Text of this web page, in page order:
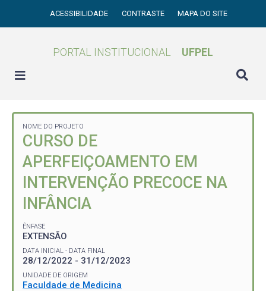
ACESSIBILIDADE CONTRASTE MAPA DO SITE
PORTAL INSTITUCIONAL UFPEL
NOME DO PROJETO
CURSO DE
APERFEIÇOAMENTO EM
INTERVENÇÃO PRECOCE NA
INFÂNCIA
ÊNFASE
EXTENSÃO
DATA INICIAL - DATA FINAL
28/12/2022 - 31/12/2023
UNIDADE DE ORIGEM
Faculdade de Medicina